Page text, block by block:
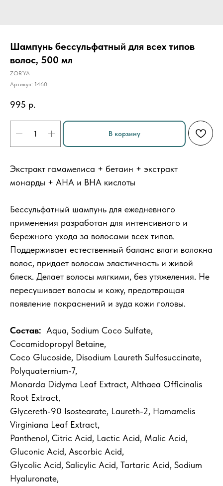
Шампунь бессульфатный для всех типов
волос, 500 мл
ZOR`YA
Артикул: 1460
995 р.
В корзину
Экстракт гамамелиса + бетаин + экстракт
монарды + AHA и BHA кислоты
Бессульфатный шампунь для ежедневного
применения разработан для интенсивного и
бережного ухода за волосами всех типов.
Поддерживает естественный баланс влаги волокна
волос, придает волосам эластичность и живой
блеск. Делает волосы мягкими, без утяжеления. Не
пересушивает волосы и кожу, предотвращая
появление покраснений и зуда кожи головы.
Состав: Aqua, Sodium Coco Sulfate,
Cocamidopropyl Betaine,
Coco Glucoside, Disodium Laureth Sulfosuccinate,
Polyquaternium-7,
Monarda Didyma Leaf Extract, Althaea Officinalis
Root Extract,
Glycereth-90 Isostearate, Laureth-2, Hamamelis
Virginiana Leaf Extract,
Panthenol, Citric Acid, Lactic Acid, Malic Acid,
Gluconic Acid, Ascorbic Acid,
Glycolic Acid, Salicylic Acid, Tartaric Acid, Sodium
Hyaluronate,